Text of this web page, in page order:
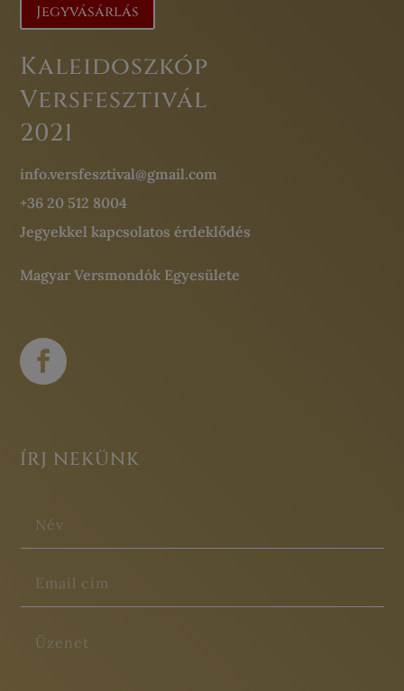
Jegyvásárlás
Kaleidoszkóp
Versfesztivál
2021
info.versfesztival@gmail.com
+36 20 512 8004
Jegyekkel kapcsolatos érdeklődés
Magyar Versmondók Egyesülete
ÍRJ NEKÜNK